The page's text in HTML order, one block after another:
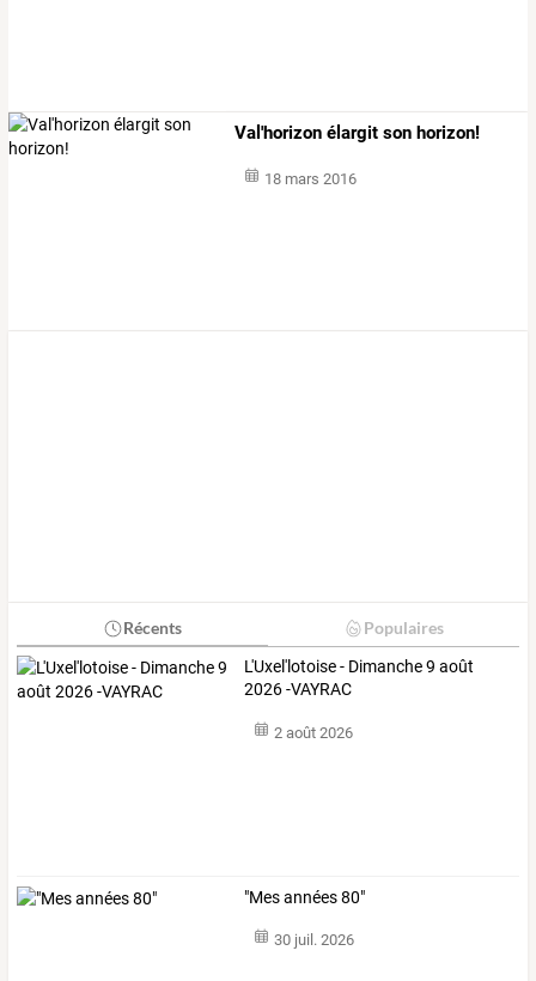
Val'horizon élargit son horizon!
18 mars 2016
Récents Populaires
L'Uxel'lotoise - Dimanche 9 août
2026 -VAYRAC
2 août 2026
"Mes années 80"
30 juil. 2026